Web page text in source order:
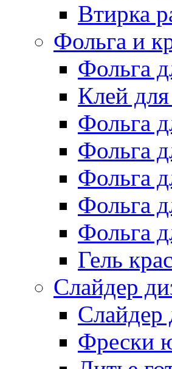
Втирка
Фольга и
Фольга
Клей
Фольга
Фольга
Фольга
Фольга
Фольга
Гель
Слайдер
Слайдер
Фрески